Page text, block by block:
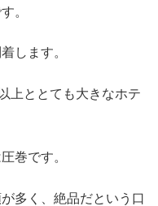
。
します。
上ととても大きなホテ
巻です。
多く、絶品だという口